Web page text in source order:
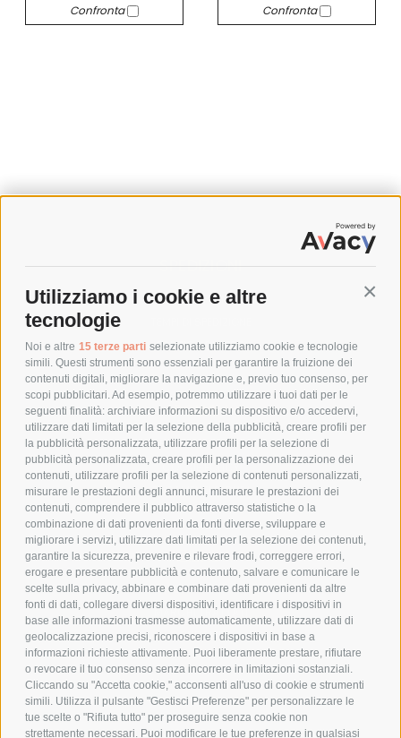
Utilizziamo i cookie e altre
tecnologie
Noi e altre 15 terze parti selezionate utilizziamo cookie e tecnologie
simili. Questi strumenti sono essenziali per garantire la fruizione dei
contenuti digitali, migliorare la navigazione e, previo tuo consenso, per
scopi pubblicitari. Ad esempio, potremmo utilizzare i tuoi dati per le
seguenti finalità: archiviare informazioni su dispositivo e/o accedervi,
utilizzare dati limitati per la selezione della pubblicità, creare profili per
la pubblicità personalizzata, utilizzare profili per la selezione di
pubblicità personalizzata, creare profili per la personalizzazione dei
contenuti, utilizzare profili per la selezione di contenuti personalizzati,
misurare le prestazioni degli annunci, misurare le prestazioni dei
contenuti, comprendere il pubblico attraverso statistiche o la
combinazione di dati provenienti da fonti diverse, sviluppare e
migliorare i servizi, utilizzare dati limitati per la selezione dei contenuti,
garantire la sicurezza, prevenire e rilevare frodi, correggere errori,
erogare e presentare pubblicità e contenuto, salvare e comunicare le
scelte sulla privacy, abbinare e combinare dati provenienti da altre
fonti di dati, collegare diversi dispositivi, identificare i dispositivi in
base alle informazioni trasmesse automaticamente, utilizzare dati di
geolocalizzazione precisi, riconoscere i dispositivi in base a
informazioni richieste attivamente. Puoi liberamente prestare, rifiutare
o revocare il tuo consenso senza incorrere in limitazioni sostanziali.
Cliccando su "Accetta cookie," acconsenti all'uso di cookie e strumenti
simili. Utilizza il pulsante "Gestisci Preferenze" per personalizzare le
tue scelte o "Rifiuta tutto" per proseguire senza cookie non
strettamente necessari. Puoi modificare le tue preferenze in qualsiasi
Confronta Confronta
SPEDIZIONI
COSTI DI SPEDIZIONE
POLITICA DI RESO
POLICY
PRIVACY POLICY
COOKIE POLICY
PAGAMENTI SICURI
AZIENDA
CHI SIAMO
MARCHI TRATTATI
CONDOMINI
Bonifico